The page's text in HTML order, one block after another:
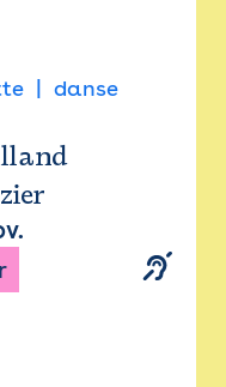
danse